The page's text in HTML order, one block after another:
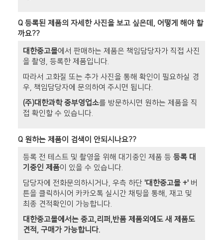
Q등록된 제품의 자세한 사진을 보고 싶은데, 어떻게 해야 할
까요??
대한중고몰에서 판매하는 제품은 책임담당자가 직접 사진
을 촬영, 등록한 제품입니다.
따라서 고화질 또는 추가 사진을 통해 확인이 필요하실 경
우, 책임담당자에 문의하여 주시면 됩니다.
(주)대한과학 중부영업소를 방문하시면 원하는 제품을 직
접 확인할 수 있습니다.
Q원하는 제품이 검색이 안되시나요??
등록 전 테스트 및 촬영을 위해 대기중인 제품 등 등록 대
기중인 제품이 있을 수 있습니다.
담당자에 전화문의하시거나, 우측 하단'대한중고몰 +' 버
튼을 클릭하시어 카카오톡 실시간 채팅을 통해, 재고 및
최종 견적확인이 가능합니다.
대한중고몰에서는 중고,리퍼,반품 제품외에도 새 제품도
견적, 구매가 가능합니다.